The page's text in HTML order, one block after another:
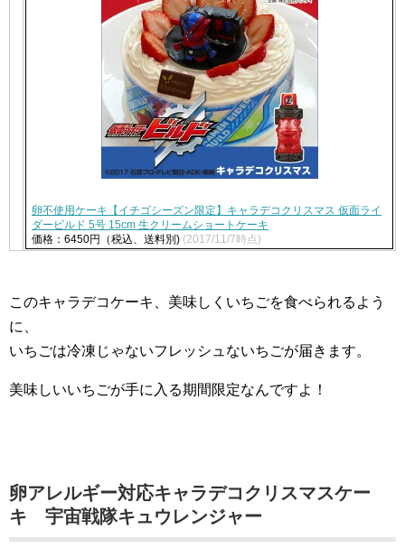
卵不使用ケーキ【イチゴシーズン限定】キャラデコクリスマス 仮面ライ
ダービルド 5号 15cm 生クリームショートケーキ
価格：6450円（税込、送料別) (2017/11/7時点)
このキャラデコケーキ、美味しくいちごを食べられるよう
に、
いちごは冷凍じゃないフレッシュないちごが届きます。
美味しいいちごが手に入る期間限定なんですよ！
卵アレルギー対応キャラデコクリスマスケー
キ 宇宙戦隊キュウレンジャー